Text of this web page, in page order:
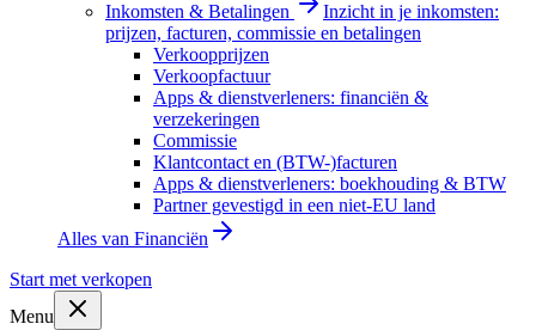
Inkomsten & Betalingen
Inzicht in je inkomsten:
prijzen, facturen, commissie en betalingen
Verkoopprijzen
Verkoopfactuur
Apps & dienstverleners: financiën &
verzekeringen
Commissie
Klantcontact en (BTW-)facturen
Apps & dienstverleners: boekhouding & BTW
Partner gevestigd in een niet-EU land
Alles van Financiën
Start met verkopen
Menu